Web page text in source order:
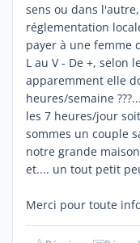
sens ou dans
réglementation
payer à une femme
L au V - De +, selon
apparemment elle
heures/semaine
les 7 heures/jour
sommes un couple
notre grande
et.... un tout petit
Merci pour toute